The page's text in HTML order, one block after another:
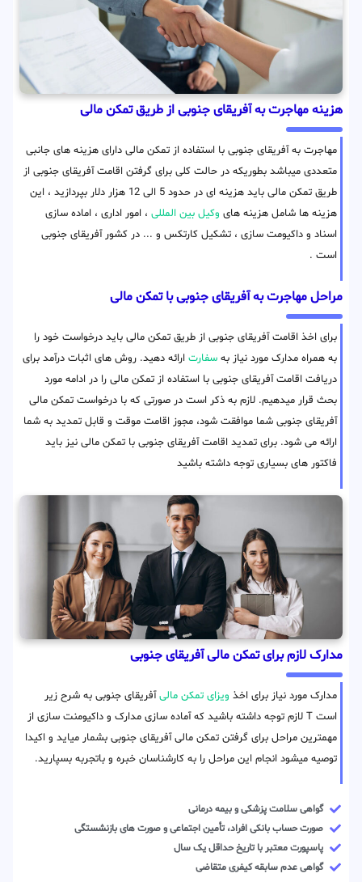
هزینه مهاجرت به آفریقای جنوبی از طریق تمکن مالی
مهاجرت به آفریقای جنوبی با استفاده از تمکن مالی دارای هزینه های جانبی
متعددی میباشد بطوریکه در حالت کلی برای گرفتن اقامت آفریقای جنوبی از
طریق تمکن مالی باید هزینه ای در حدود 5 الی 12 هزار دلار بپردازید ، این
هزینه ها شامل هزینه های وکیل بین المللی ، امور اداری ، اماده سازی
اسناد و داکیومت سازی ، تشکیل کارتکس و ... در کشور آفریقای جنوبی
است .
مراحل مهاجرت به آفریقای جنوبی با تمکن مالی
برای اخذ اقامت آفریقای جنوبی از طریق تمکن مالی باید درخواست خود را
به همراه مدارک مورد نیاز به سفارت ارائه دهید. روش های اثبات درآمد برای
دریافت اقامت آفریقای جنوبی با استفاده از تمکن مالی را در ادامه مورد
بحث قرار میدهیم. لازم به ذکر است در صورتی که با درخواست تمکن مالی
آفریقای جنوبی شما موافقت شود، مجوز اقامت موقت و قابل تمدید به شما
ارائه می شود. برای تمدید اقامت آفریقای جنوبی با تمکن مالی نیز باید
فاکتور های بسیاری توجه داشته باشید
مدارک لازم برای تمکن مالی آفریقای جنوبی
مدارک مورد نیاز برای اخذ ویزای تمکن مالیآفریقای جنوبی به شرح زیر
است T لازم توجه داشته باشید که آماده سازی مدارک و داکیومنت سازی از
مهمترین مراحل برای گرفتن تمکن مالی آفریقای جنوبی بشمار میاید و اکیدا
توصیه میشود انجام این مراحل را به کارشناسان خبره و باتجربه بسپارید.
گواهی سلامت پزشکی و بیمه درمانی
صورت حساب بانکی افراد، تأمین اجتماعی و صورت های بازنشستگی
پاسپورت معتبر با تاریخ حداقل یک سال
گواهی عدم سابقه کیفری متقاضی